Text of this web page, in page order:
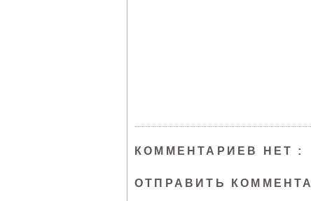
КОММЕНТАРИЕВ НЕТ :
ОТПРАВИТЬ